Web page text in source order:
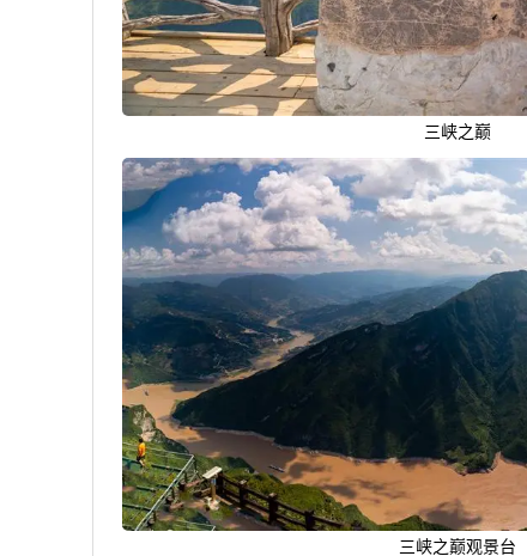
三峡之巅
三峡之巅观景台